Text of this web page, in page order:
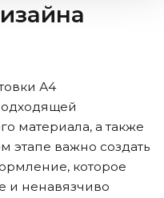
А4
материала, а также
этапе важно создать
которое
и ненавязчиво